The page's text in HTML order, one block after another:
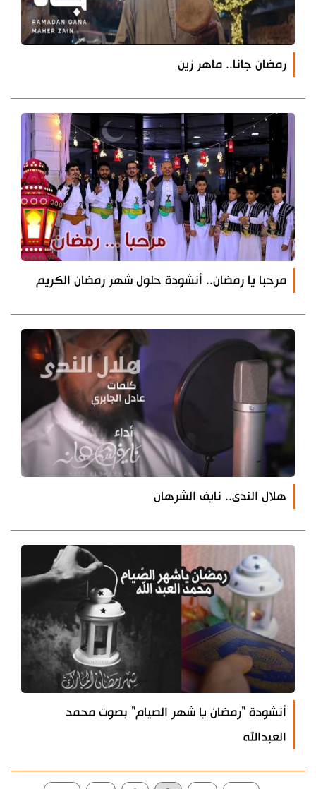
رمضان جانا.. ماهر زين
مرحبا يا رمضان.. أنشودة حلول شهر رمضان الكريم
هلال الندى.. نايف الشرهان
أنشودة "رمضان يا شهر الصيام" بصوت محمد
العبدالله